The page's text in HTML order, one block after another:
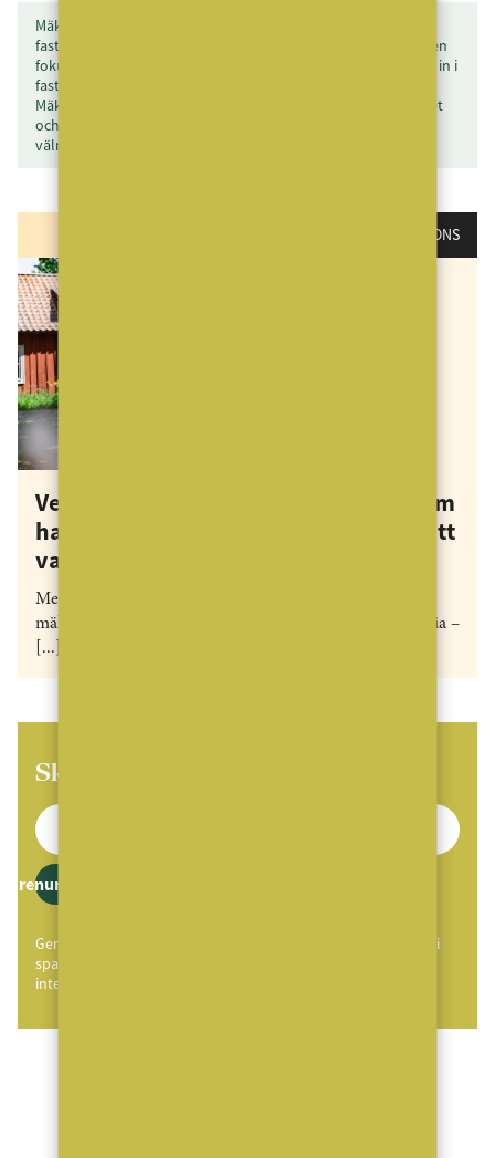
MäklarVärlden är en branschneutral tidning för Sveriges
fastighetsmäklare och leverantörerna till dessa. MäklarVärlden
fokuserar även på alla som har en studieinriktning som leder in i
fastighetsmäklarbranschen. Total upplaga: mer än 8 600 ex.
MäklarVärlden granskar mäklarföretagens strategi, lönsamhet
och kundnytta. MäklarVärlden utkommer årligen med sex
välmatade nummer.
ANNONS
Vet du vilken mäklarbyrå i Sverige som
har funnits allra längst? I 145 år för att
vara exakt…
Med anor från 1881 är Carlsson Ring Sveriges äldsta
mäklarföretag. Nu skrivs nästa kapitel i företagets historia –
[...]
Skaffa MäklarVärldens Nyhetsbrev
Prenumerera
Genom att klicka på "Prenumerera" ger du samtycke till att vi
sparar och använder dina personuppgifter i enlighet med vår
integritetspolicy.